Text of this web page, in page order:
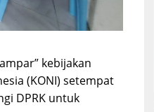
kebijakan
(KONI) setempat
DPRK untuk